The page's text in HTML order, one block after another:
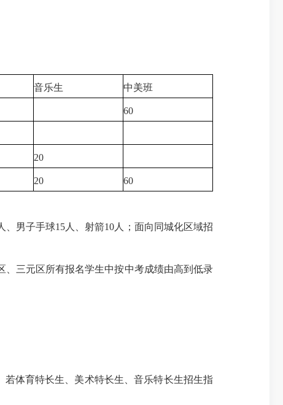
音乐生 中美班
60
20
20 60
男子手球15人、射箭10人；面向同城化区域招
三元区所有报名学生中按中考成绩由高到低录
体育特长生、美术特长生、音乐特长生招生指